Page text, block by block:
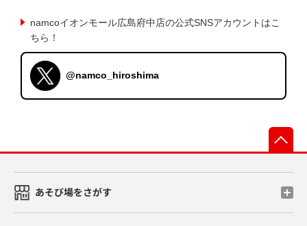
namcoイオンモール広島府中店の公式SNSアカウントはこ
ちら！
@namco_hiroshima
あそび場をさがす